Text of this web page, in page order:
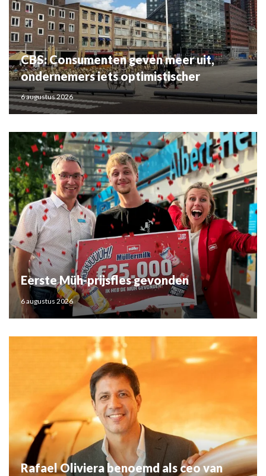
CBS: Consumenten geven meer uit,
ondernemers iets optimistischer
6 augustus 2026
Eerste Müh-prijsfles gevonden
6 augustus 2026
Rafael Oliviera benoemd als ceo van